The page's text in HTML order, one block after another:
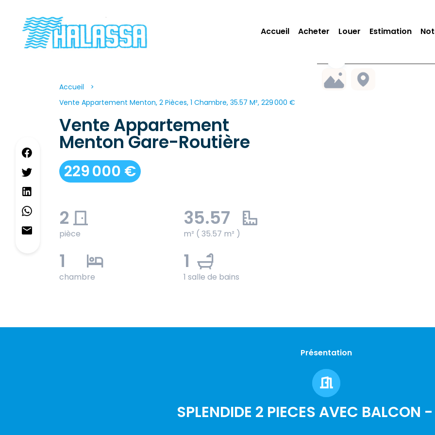
Accueil Acheter Louer Estimation
Accueil
Vente Appartement Menton, 2 Pièces, 1 Chambre, 35.57 M², 229 000 €
Vente Appartement
Menton Gare-Routière
229 000 €
2
pièce
35.57
m² ( 35.57 m² )
1
chambre
1
1 salle de bains
Présentation
SPLENDIDE 2 PIECES AVEC BALCON